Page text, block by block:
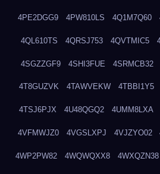
4PE2DGG9 4PW810LS 4Q1M7Q60
4QL610TS 4QRSJ753 4QVTMIC5
4SGZZGF9 4SHI3FUE 4SRMCB32
4T8GUZVK 4TAWVEKW 4TBBI1Y5
4TSJ6PJX 4U48QGQ2 4UMM8LXA
4VFMWJZ0 4VGSLXPJ 4VJZYO02
4WP2PW82 4WQWQXX8 4WXQZN38